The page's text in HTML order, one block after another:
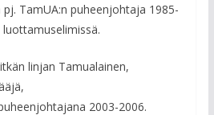
TamUA:n puheenjohtaja 1985-
luottamuselimissä.
linjan Tamualainen,
2003-2006.